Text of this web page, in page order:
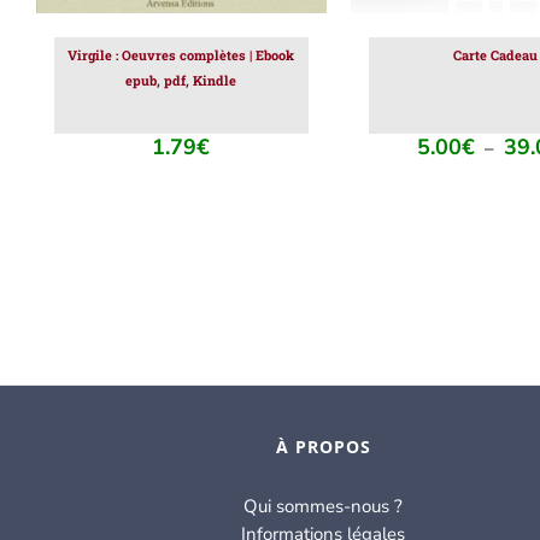
Virgile : Oeuvres complètes | Ebook
epub, pdf, Kindle
1.79€
CHOISIES
DU
Carte Cadeau
5.00€ –
À PROPOS
Qui sommes-nous ?
Informations légales